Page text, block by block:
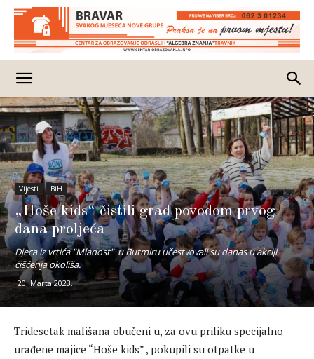
Vijesti BiH
„Hoše kids“ čistili grad povodom prvog
dana proljeća
Djeca iz vrtića "Mladost" u Butmiru učestvovali su danas u akciji
čišćenja okoliša.
20. Marta 2023.
Tridesetak mališana obučeni u, za ovu priliku specijalno
urađene majice “Hoše kids” , pokupili su otpatke u